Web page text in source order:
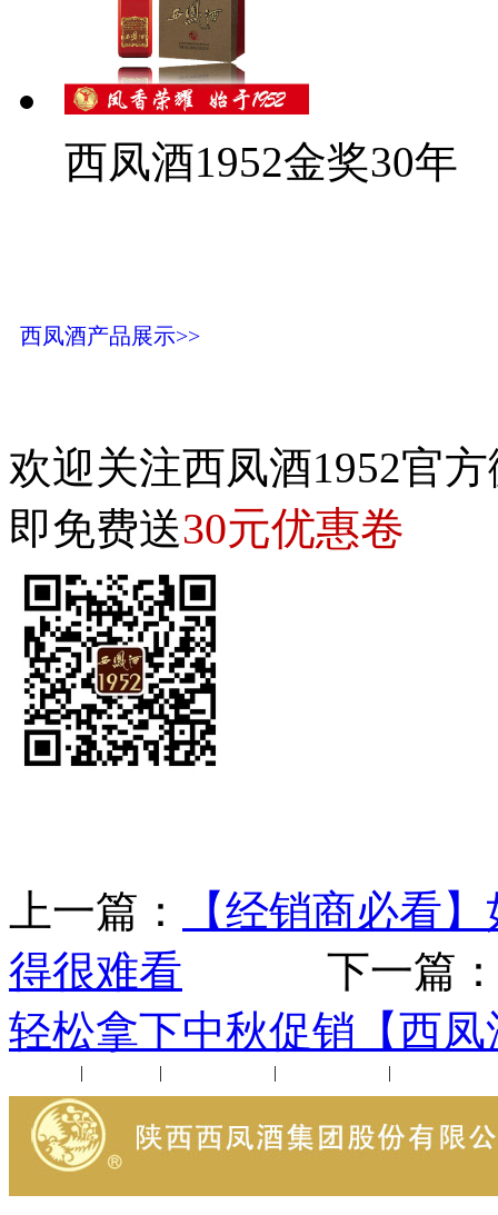
西凤酒1952金奖30年
西凤酒产品展示>>
欢迎关注西凤酒1952官
即免费送30元优惠卷
上一篇：
【经销商必看
得很难看 下一篇
轻松拿下中秋促销【西凤
| | | |